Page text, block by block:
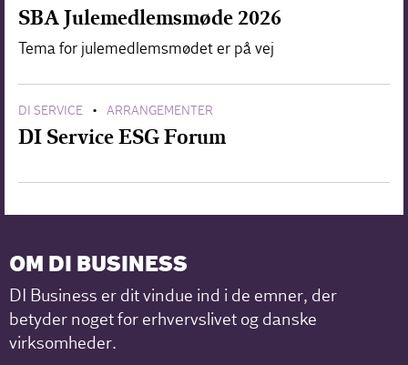
SBA Julemedlemsmøde 2026
Tema for julemedlemsmødet er på vej
DI SERVICE • ARRANGEMENTER
DI Service ESG Forum
OM DI BUSINESS
DI Business er dit vindue ind i de emner, der
betyder noget for erhvervslivet og danske
virksomheder.